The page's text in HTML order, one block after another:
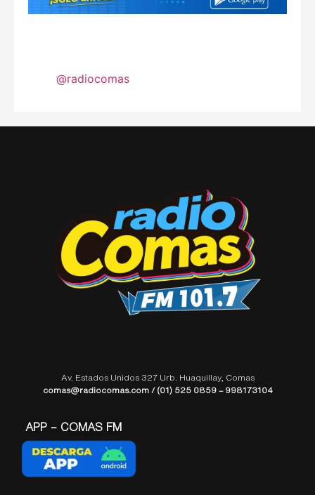
@radiocomas
Av. Estados Unidos 327 Urb. Huaquillay, Comas
comas@radiocomas.com / (01) 525 0859 – 998173104
APP – COMAS FM